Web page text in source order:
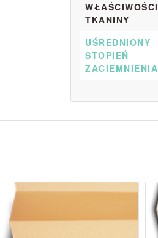
WŁAŚCIWOŚCI
TKANINY
UŚREDNIONY
STOPIEŃ
ZACIEMNIENIA